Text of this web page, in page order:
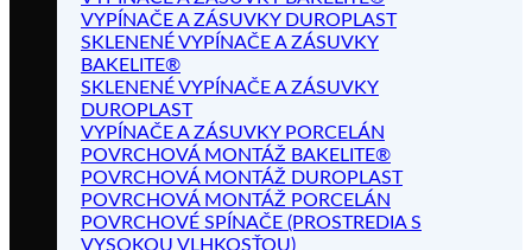
VYPÍNAČE A ZÁSUVKY DUROPLAST
SKLENENÉ VYPÍNAČE A ZÁSUVKY
BAKELITE®
SKLENENÉ VYPÍNAČE A ZÁSUVKY
DUROPLAST
VYPÍNAČE A ZÁSUVKY PORCELÁN
POVRCHOVÁ MONTÁŽ BAKELITE®
POVRCHOVÁ MONTÁŽ DUROPLAST
POVRCHOVÁ MONTÁŽ PORCELÁN
POVRCHOVÉ SPÍNAČE (PROSTREDIA S
VYSOKOU VLHKOSŤOU)